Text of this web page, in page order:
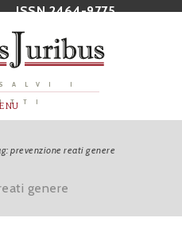
ISSN 2464-9775
I
prevenzione reati genere
genere